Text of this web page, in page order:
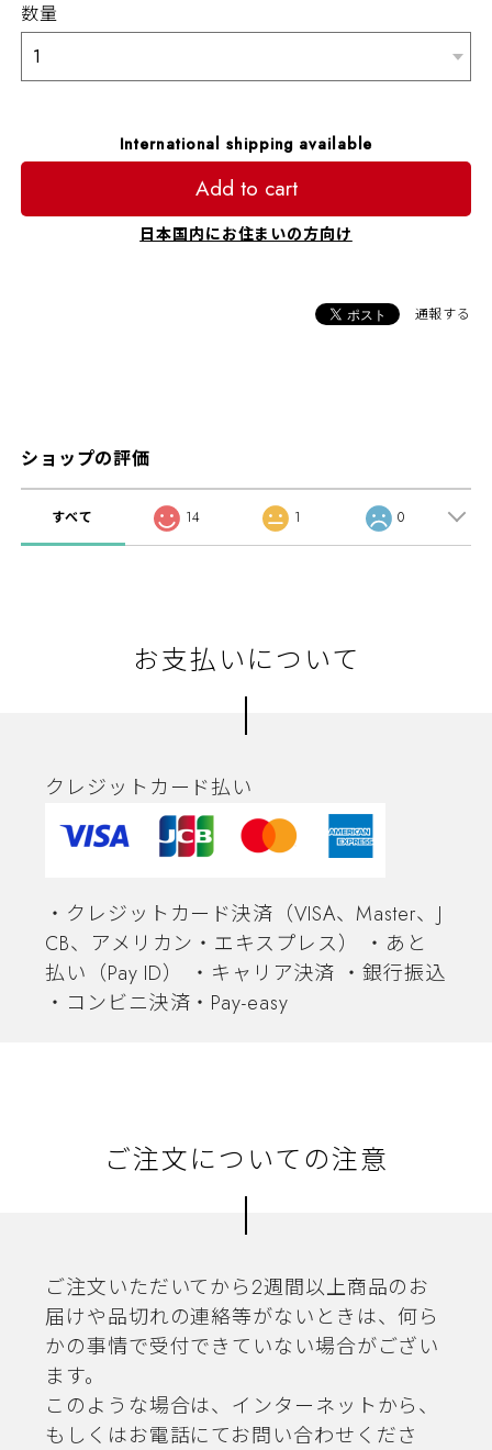
数量
International shipping available
Add to cart
日本国内にお住まいの方向け
通報する
ショップの評価
すべて 14 1 0
お支払いについて
クレジットカード払い
・クレジットカード決済（VISA、Master、J
CB、アメリカン・エキスプレス） ・あと
払い（Pay ID） ・キャリア決済 ・銀行振込
・コンビニ決済・Pay-easy
ご注文についての注意
ご注文いただいてから2週間以上商品のお
届けや品切れの連絡等がないときは、何ら
かの事情で受付できていない場合がござい
ます。
このような場合は、インターネットから、
もしくはお電話にてお問い合わせくださ